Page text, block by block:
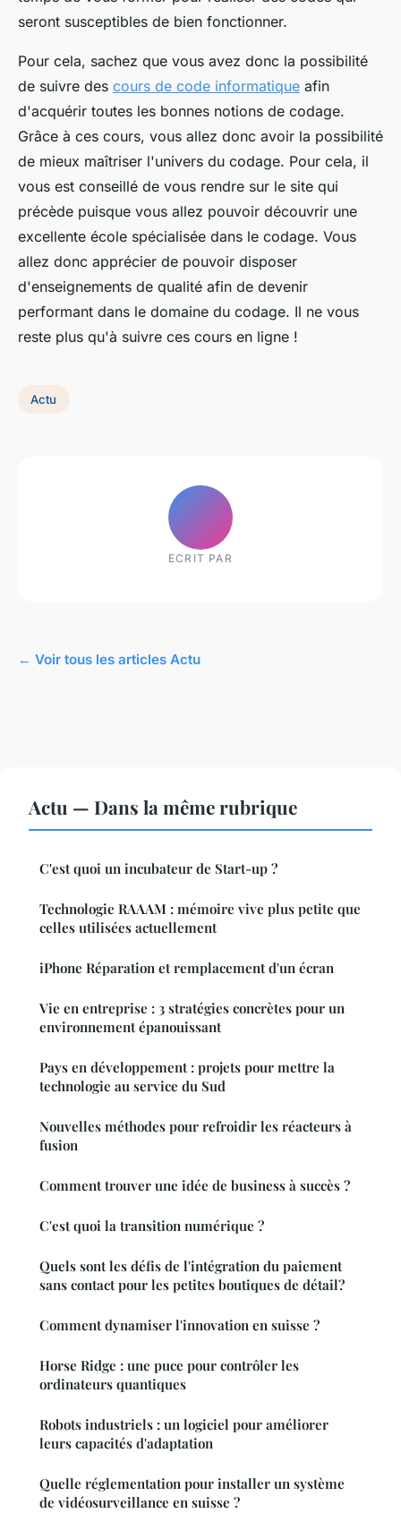
seront susceptibles de bien fonctionner.
Pour cela, sachez que vous avez donc la possibilité
de suivre des cours de code informatique afin
d'acquérir toutes les bonnes notions de codage.
Grâce à ces cours, vous allez donc avoir la possibilité
de mieux maîtriser l'univers du codage. Pour cela, il
vous est conseillé de vous rendre sur le site qui
précède puisque vous allez pouvoir découvrir une
excellente école spécialisée dans le codage. Vous
allez donc apprécier de pouvoir disposer
d'enseignements de qualité afin de devenir
performant dans le domaine du codage. Il ne vous
reste plus qu'à suivre ces cours en ligne !
Actu
ECRIT PAR
← Voir tous les articles Actu
Actu — Dans la même rubrique
C'est quoi un incubateur de Start-up ?
Technologie RAAAM : mémoire vive plus petite que
celles utilisées actuellement
iPhone Réparation et remplacement d'un écran
Vie en entreprise : 3 stratégies concrètes pour un
environnement épanouissant
Pays en développement : projets pour mettre la
technologie au service du Sud
Nouvelles méthodes pour refroidir les réacteurs à
fusion
Comment trouver une idée de business à succès ?
C'est quoi la transition numérique ?
Quels sont les défis de l'intégration du paiement
sans contact pour les petites boutiques de détail?
Comment dynamiser l'innovation en suisse ?
Horse Ridge : une puce pour contrôler les
ordinateurs quantiques
Robots industriels : un logiciel pour améliorer
leurs capacités d'adaptation
Quelle réglementation pour installer un système
de vidéosurveillance en suisse ?